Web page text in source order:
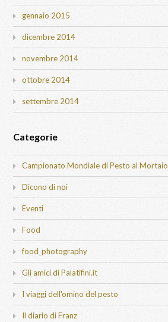
gennaio 2015
dicembre 2014
novembre 2014
ottobre 2014
settembre 2014
Categorie
Campionato Mondiale di Pesto al Mortaio
Dicono di noi
Eventi
Food
food_photography
Gli amici di Palatifini.it
I viaggi dell'omino del pesto
Il diario di Franz